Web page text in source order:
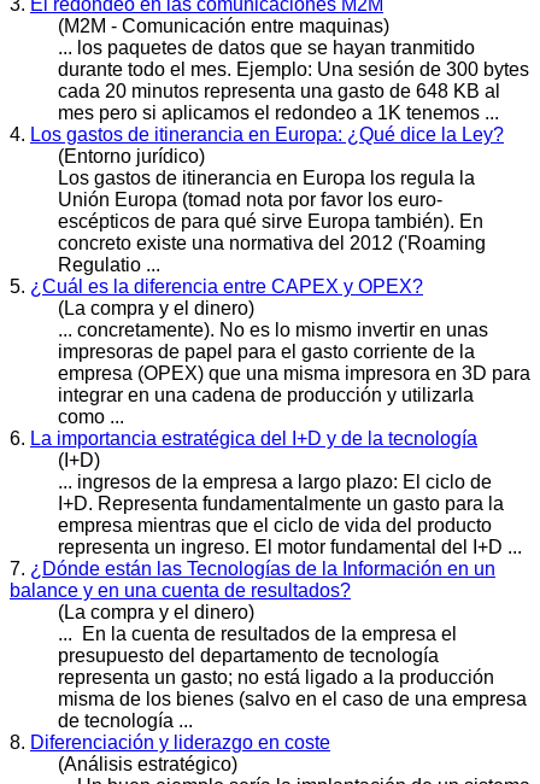
(M2M - Comunicación entre maquinas)
... los paquetes de datos que se hayan tranmitido
durante todo el mes. Ejemplo: Una sesión de 300 bytes
cada 20 minutos representa una gasto de 648 KB al
mes pero si aplicamos el redondeo a 1K tenemos ...
4. Los gastos de itinerancia en Europa: ¿Qué dice la Ley?
(Entorno jurídico)
Los gastos de itinerancia en Europa los regula la
Unión Europa (tomad nota por favor los euro-
escépticos de para qué sirve Europa también). En
concreto existe una normativa del 2012 ('Roaming
Regulatio ...
5. ¿Cuál es la diferencia entre CAPEX y OPEX?
(La compra y el dinero)
... concretamente). No es lo mismo invertir en unas
impresoras de papel para el gasto corriente de la
empresa (OPEX) que una misma impresora en 3D para
integrar en una cadena de producción y utilizarla
como ...
6. La importancia estratégica del I+D y de la tecnología
(I+D)
... ingresos de la empresa a largo plazo: El ciclo de
I+D. Representa fundamentalmente un gasto para la
empresa mientras que el ciclo de vida del producto
representa un ingreso. El motor fundamental del I+D ...
7. ¿Dónde están las Tecnologías de la Información en un
balance y en una cuenta de resultados?
(La compra y el dinero)
... En la cuenta de resultados de la empresa el
presupuesto del departamento de tecnología
representa un gasto; no está ligado a la producción
misma de los bienes (salvo en el caso de una empresa
de tecnología ...
8. Diferenciación y liderazgo en coste
(Análisis estratégico)